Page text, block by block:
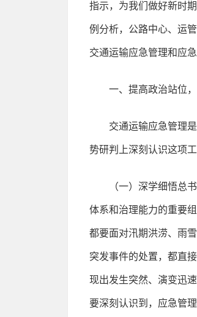
指示，为我们做好新时
例分析，公路中心、运
交通运输应急管理和应
一、提高政治站位
交通运输应急管理
势研判上深刻认识这项
（一）深学细悟总
体系和治理能力的重要
都要面对汛期洪涝、雨
突发事件的处置，都直
现出发生突然、演变迅
要深刻认识到，应急管